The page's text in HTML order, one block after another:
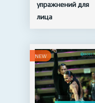
упражнений для
лица
NEW